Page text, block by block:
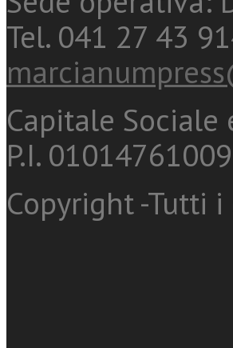
Tel. 041 27 43
Capitale Sociale
P.I.
Copyright -Tutti